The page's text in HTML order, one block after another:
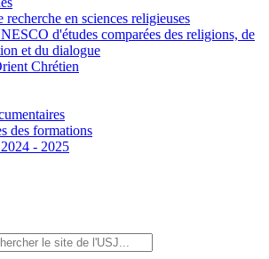
recherche en sciences religieuses
d'études comparées des religions, de
et du dialogue
Chrétien
des formations
- 2025